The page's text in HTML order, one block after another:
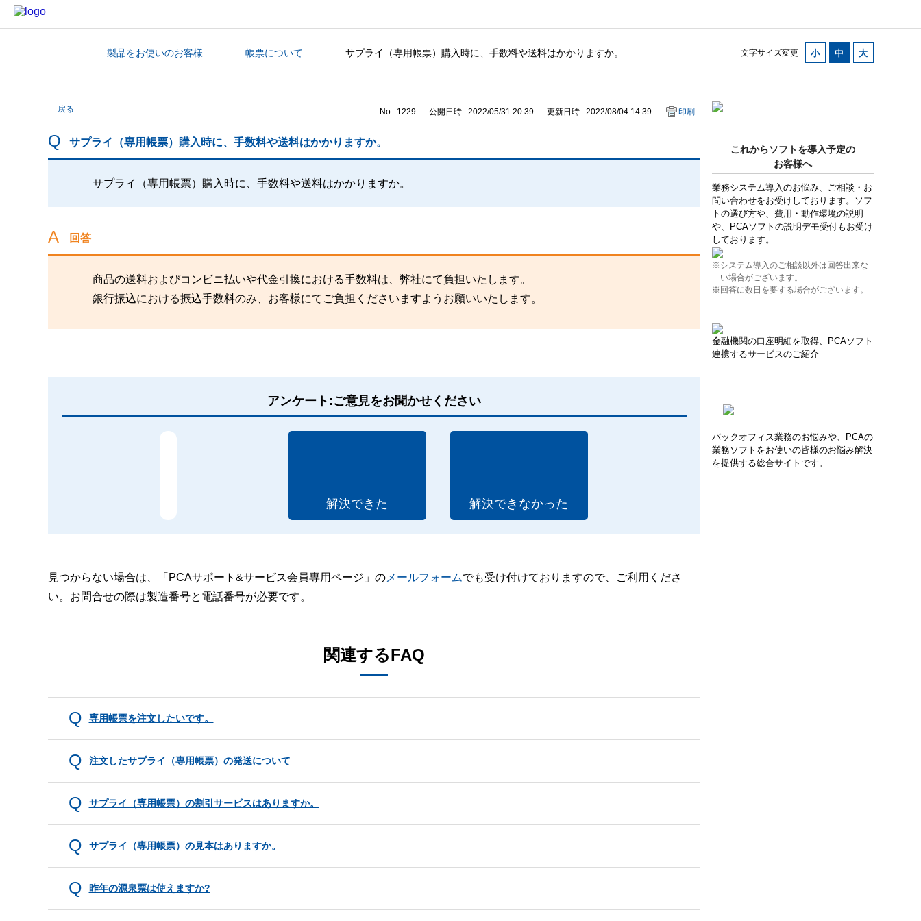
文字サイズ変更
カテゴリから探す製品をお使いのお客様 帳票について サプライ（専用帳票）購入時に、手数料や送料はかかりますか。
これからソフトを導入予定の
お客様へ
業務システム導入のお悩み、ご相談・お
問い合わせをお受けしております。ソフ
トの選び方や、費用・動作環境の説明
や、PCAソフトの説明デモ受付もお受け
しております。
※システム導入のご相談以外は回答出来な
い場合がございます。
※回答に数日を要する場合がございます。
金融機関の口座明細を取得、PCAソフト
連携するサービスのご紹介
バックオフィス業務のお悩みや、PCAの
業務ソフトをお使いの皆様のお悩み解決
を提供する総合サイトです。
戻る No : 1229 公開日時 : 2022/05/31 20:39 更新日時 : 2022/08/04 14:39 印刷
サプライ（専用帳票）購入時に、手数料や送料はかかりますか。
サプライ（専用帳票）購入時に、手数料や送料はかかりますか。
回答
商品の送料およびコンビニ払いや代金引換における手数料は、弊社にて負担いたします。
銀行振込における振込手数料のみ、お客様にてご負担くださいますようお願いいたします。
アンケート:ご意見をお聞かせください
解決できた 解決できなかった
見つからない場合は、「PCAサポート&サービス会員専用ページ」のメールフォームでも受け付けておりますので、ご利用くださ
い。お問合せの際は製造番号と電話番号が必要です。
関連するFAQ
専用帳票を注文したいです。
注文したサプライ（専用帳票）の発送について
サプライ（専用帳票）の割引サービスはありますか。
サプライ（専用帳票）の見本はありますか。
昨年の源泉票は使えますか?